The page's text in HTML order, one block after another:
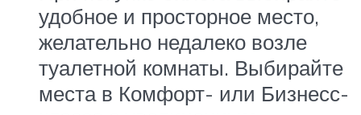
удобное и просторное место,
желательно недалеко возле
туалетной комнаты. Выбирайте
места в Комфорт- или Бизнесс-